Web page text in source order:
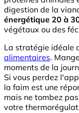
digestion de la
énergétique 20 à
végétaux ou des
La stratégie idéale
alimentaires.
moments de la
Si vous perdez
la faim est une
mais ne tombez
votre